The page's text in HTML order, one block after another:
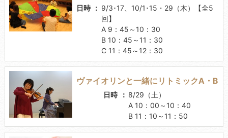
日時
9/3･17、10/1･15・29（木）【全5
回】
A 9：45～10：30
B 10：45～11：30
C 11：45～12：30
ヴァイオリンと一緒にリトミックA・B
日時
8/29（土）
A 10：00～10：40
B 11：10～11：50